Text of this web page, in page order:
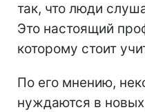
так, что люди
Это настоящий
которому стоит
По его мнению,
нуждаются в